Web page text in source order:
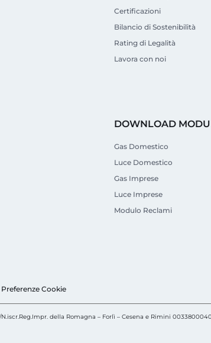
Certificazioni
Bilancio di Sostenibilità
Rating di Legalità
Lavora con noi
DOWNLOAD
Gas Domestico
Luce Domestico
Gas Imprese
Luce Imprese
Modulo Reclami
Preferenze Cookie
N.iscr.Reg.Impr. della Romagna – Forlì – Cesena e Rimini